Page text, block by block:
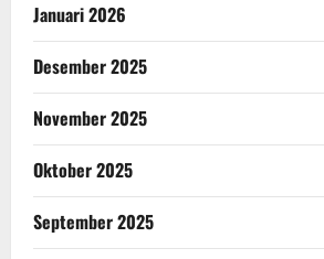
Januari 2026
Desember 2025
November 2025
Oktober 2025
September 2025